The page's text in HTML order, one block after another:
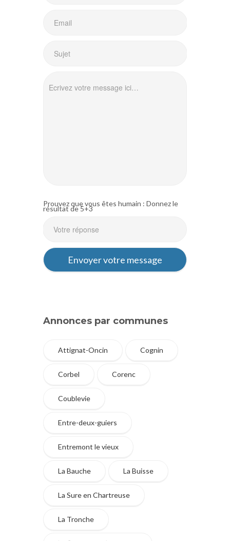
Prouvez que vous êtes humain : Donnez le
résultat de 5+3
Annonces par communes
Attignat-Oncin Cognin
Corbel Corenc
Coublevie
Entre-deux-guiers
Entremont le vieux
La Bauche La Buisse
La Sure en Chartreuse
La Tronche